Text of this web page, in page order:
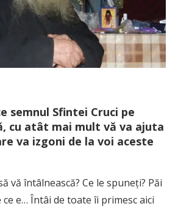
semnul Sfintei Cruci pe
cu atât mai mult vă va ajuta
va izgoni de la voi aceste
vă întâlnească? Ce le spuneţi? Păi
ce e… Întâi de toate îi primesc aici